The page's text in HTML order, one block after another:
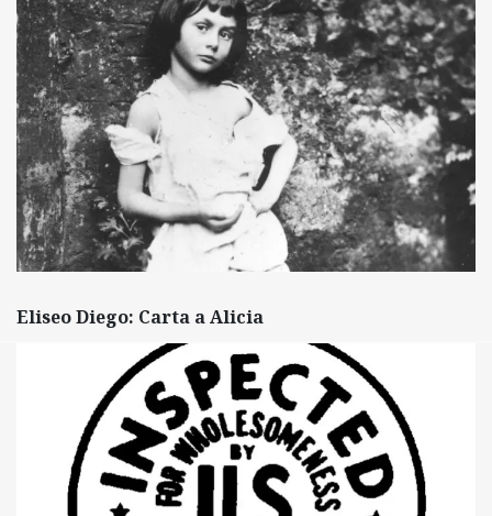
Eliseo Diego: Carta a Alicia